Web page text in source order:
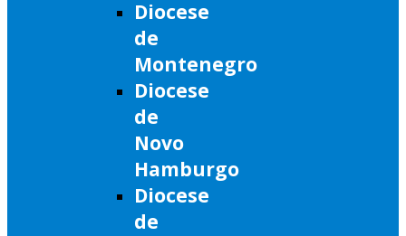
Diocese
de
Montenegro
Diocese
de
Novo
Hamburgo
Diocese
de